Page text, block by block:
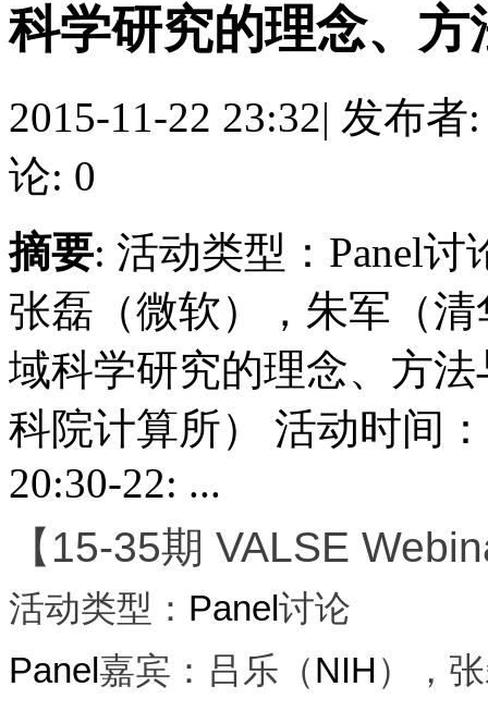
科学研究的理念、方
2015-11-22 23:32| 发布者
论: 0
摘要: 活动类型：Panel
张磊（微软），朱军（
域科学研究的理念、方
科院计算所） 活动时间
20:30-22: ...
【15-35期 VALSE
活动类型 ： Panel 讨论
Panel 嘉宾 ：吕乐（NIH），